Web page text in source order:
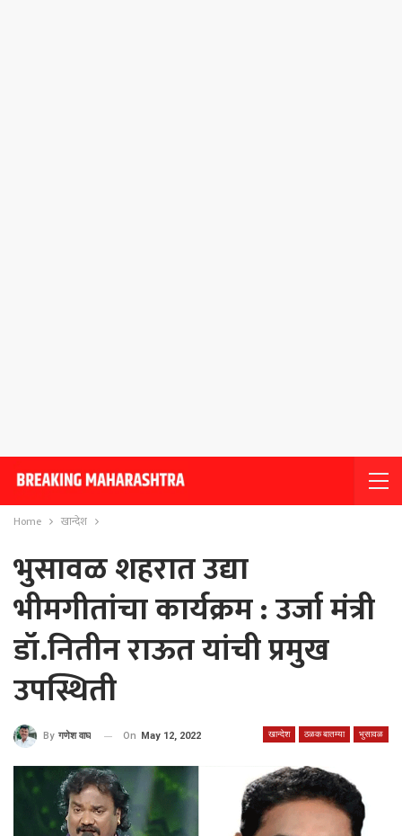
Home खान्देश
भुसावळ शहरात उद्या
भीमगीतांचा कार्यक्रम : उर्जा मंत्री
डॉ.नितीन राऊत यांची प्रमुख
उपस्थिती
खान्देश ठळक बातम्या भुसावळ
By गणेश वाघ On May 12, 2022